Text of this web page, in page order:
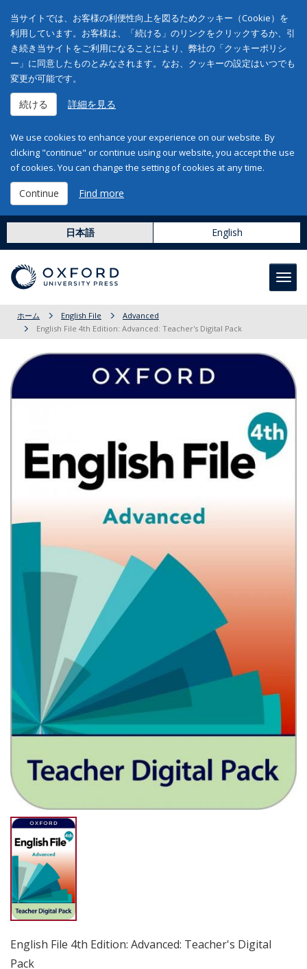
当サイトでは、お客様の利便性向上を図るためクッキー（Cookie）を
利用しています。お客様は、「続ける」のリンクをクリックするか、引
き続き当サイトをご利用になることにより、弊社の「クッキーポリシ
ー」に同意したものとみなされます。なお、クッキーの設定はいつでも
変更が可能です。
続ける 詳細を見る
We use cookies to enhance your experience on our website. By
clicking "continue" or continue using our website, you accept the use
of cookies. You can change the setting of cookies at any time.
Continue Find more
日本語 English
ホーム English File
Advanced
English File 4th Edition: Advanced: Teacher's Digital Pack
English File 4th Edition: Advanced: Teacher's Digital
Pack